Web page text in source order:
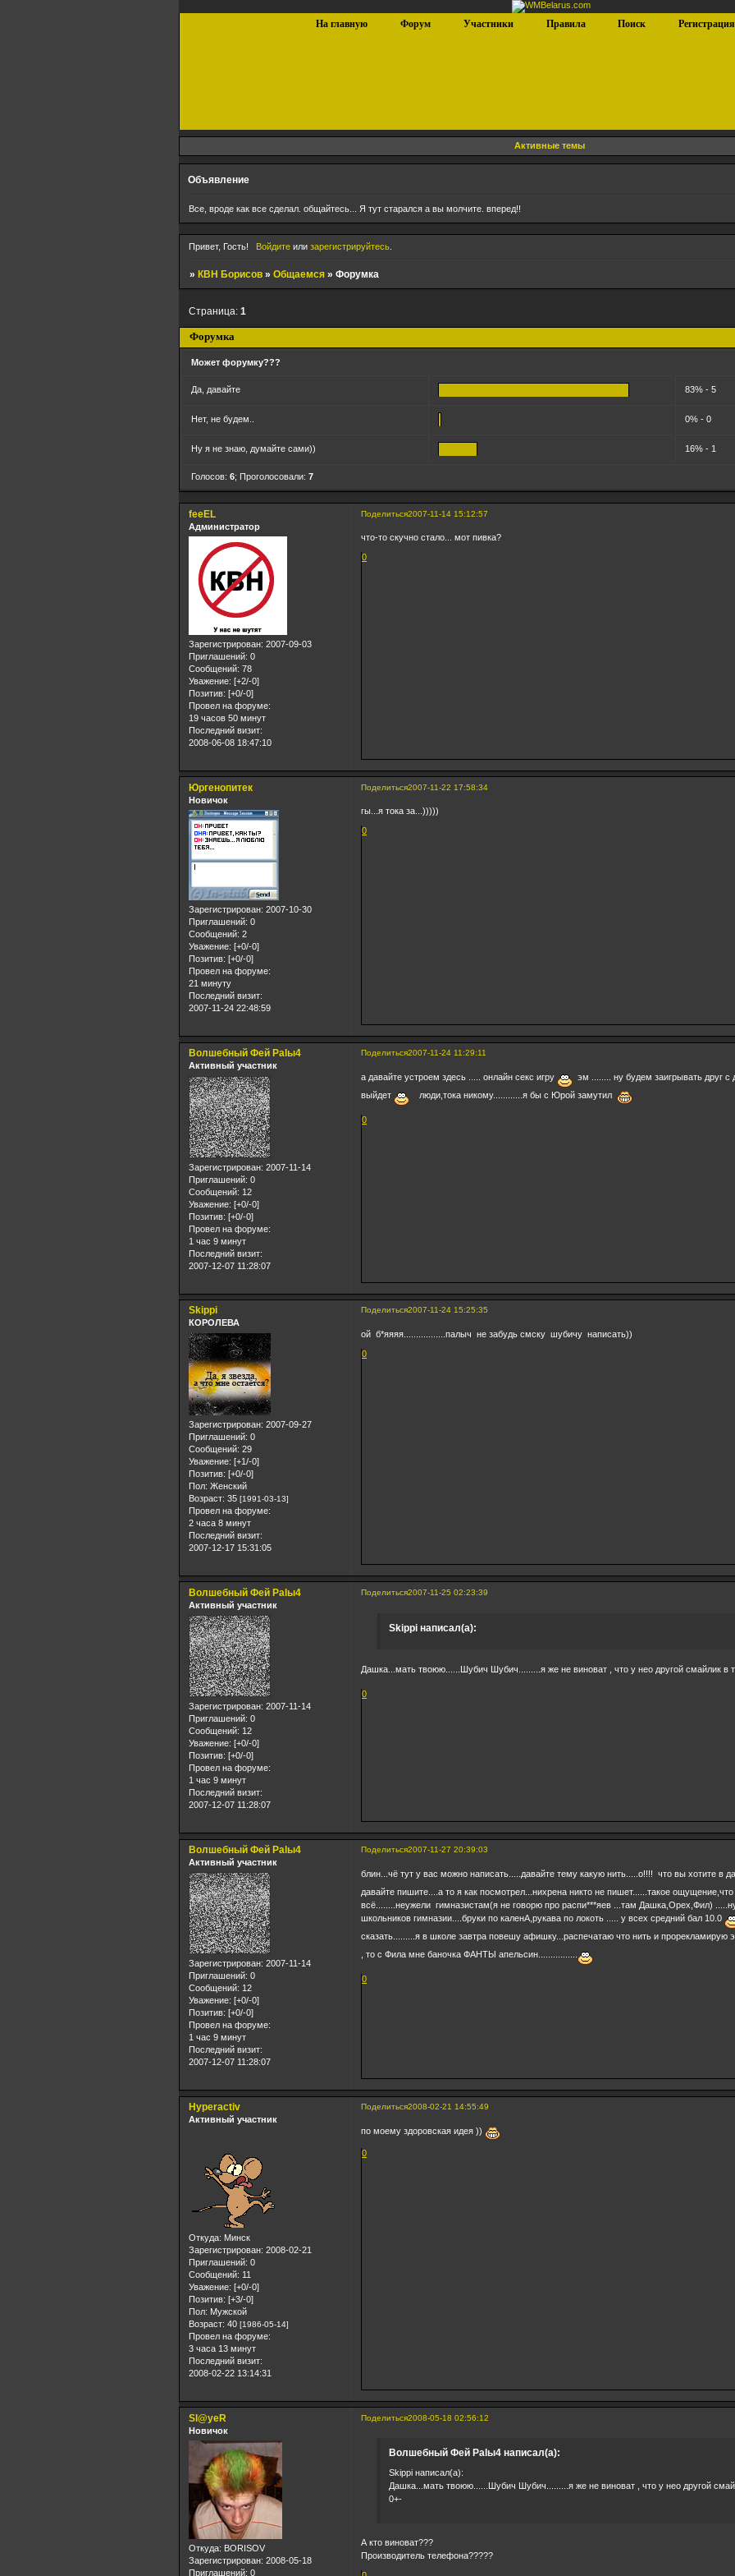
На главную Форум Участники Правила Поиск Регистрация
Активные темы
Объявление
Все, вроде как все сделал. общайтесь... Я тут старался а вы молчите. вперед!!
Привет, Гость! Войдитеили зарегистрируйтесь.
» КВН Борисов »Общаемся »Форумка
Форумка
Страница:1
Может форумку???
Да, давайте 83% - 5
Нет, не будем.. 0% - 0
Ну я не знаю, думайте сами)) 16% - 1
Голосов: 6; Проголосовали: 7
Поделиться2007-11-14 15:12:57
feeEL
Администратор
Зарегистрирован: 2007-09-03
Приглашений: 0
Сообщений: 78
Уважение: [+2/-0]
Позитив: [+0/-0]
Провел на форуме:
19 часов 50 минут
Последний визит:
2008-06-08 18:47:10
что-то скучно стало... мот пивка?
0
Поделиться2007-11-22 17:58:34
Юргенопитек
Новичок
Зарегистрирован: 2007-10-30
Приглашений: 0
Сообщений: 2
Уважение: [+0/-0]
Позитив: [+0/-0]
Провел на форуме:
21 минуту
Последний визит:
2007-11-24 22:48:59
гы...я тока за...)))))
0
Поделиться2007-11-24 11:29:11
Волшебный Фей Palы4
Активный участник
Зарегистрирован: 2007-11-14
Приглашений: 0
Сообщений: 12
Уважение: [+0/-0]
Позитив: [+0/-0]
Провел на форуме:
1 час 9 минут
Последний визит:
2007-12-07 11:28:07
а давайте устроем здесь ..... онлайн секс игру
эм ........ ну будем заигрывать друг с
выйдет
люди,тока никому............я бы с Юрой замутил
0
Поделиться2007-11-24 15:25:35
Skippi
КОРОЛЕВА
Зарегистрирован: 2007-09-27
Приглашений: 0
Сообщений: 29
Уважение: [+1/-0]
Позитив: [+0/-0]
Пол: Женский
Возраст: 35 [1991-03-13]
Провел на форуме:
2 часа 8 минут
Последний визит:
2007-12-17 15:31:05
ой б*яяяя.................палыч не забудь смску шубичу написать))
0
Поделиться2007-11-25 02:23:39
Волшебный Фей Palы4
Активный участник
Зарегистрирован: 2007-11-14
Приглашений: 0
Сообщений: 12
Уважение: [+0/-0]
Позитив: [+0/-0]
Провел на форуме:
1 час 9 минут
Последний визит:
2007-12-07 11:28:07
Skippi написал(а):
Дашка...мать твоюю......Шубич Шубич.........я же не виноват , что у нео другой смайлик в
0
Поделиться2007-11-27 20:39:03
Волшебный Фей Palы4
Активный участник
Зарегистрирован: 2007-11-14
Приглашений: 0
Сообщений: 12
Уважение: [+0/-0]
Позитив: [+0/-0]
Провел на форуме:
1 час 9 минут
Последний визит:
2007-12-07 11:28:07
блин...чё тут у вас можно написать.....давайте тему какую нить.....о!!!! что вы хотите в
давайте пишите....а то я как посмотрел...нихрена никто не пишет......такое
всё........неужели гимназистам(я не говорю про распи***яев ...там Дашка,Орех,Фил)
школьников гимназии....бруки по каленА,рукава по локоть ..... у всех средний бал 10.0
сказать.........я в школе завтра повешу афишку...распечатаю что нить и прорекламирую
, то с Фила мне баночка ФАНТЫ апельсин................
0
Поделиться2008-02-21 14:55:49
Hyperactiv
Активный участник
Откуда: Минск
Зарегистрирован: 2008-02-21
Приглашений: 0
Сообщений: 11
Уважение: [+0/-0]
Позитив: [+3/-0]
Пол: Мужской
Возраст: 40 [1986-05-14]
Провел на форуме:
3 часа 13 минут
Последний визит:
2008-02-22 13:14:31
по моему здоровская идея ))
0
Поделиться2008-05-18 02:56:12
Sl@yeR
Новичок
Откуда: BORISOV
Зарегистрирован: 2008-05-18
Приглашений: 0
Волшебный Фей Palы4 написал(а):
Skippi написал(а):
Дашка...мать твоюю......Шубич Шубич.........я же не виноват , что у нео другой
0+-
А кто виноват???
Производитель телефона?????